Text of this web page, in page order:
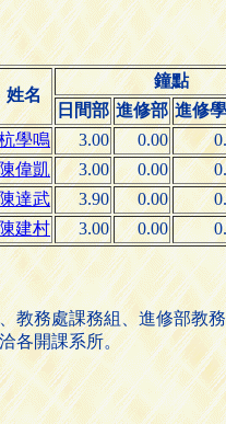
姓名
鐘點
日間部 進修部 進修
學鳴 3.00 0.00
偉凱 3.00 0.00
陳達武 3.90 0.00
建村 3.00 0.00
教務處課務組、進修部教
各開課系所。